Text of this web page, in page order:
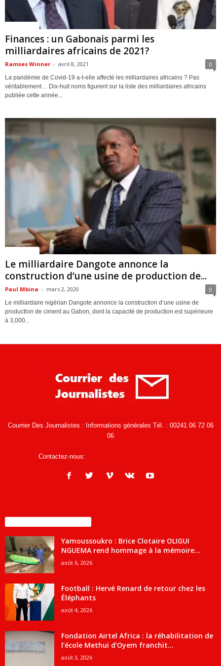
Finances : un Gabonais parmi les
milliardaires africains de 2021?
Ramses Winner - avril 8, 2021 0
La pandémie de Covid-19 a-t-elle affecté les milliardaires africains ? Pas
véritablement… Dix-huit noms figurent sur la liste des milliardaires africains
publiée cette année...
Le milliardaire Dangote annonce la
construction d’une usine de production de...
Paul Mbina - mars 2, 2020 0
Le milliardaire nigérian Dangote annonce la construction d’une usine de
production de ciment au Gabon, dont la capacité de production est supérieure
à 3,000...
Courrier Des Journalistes : Informations générales Tél. : 00241 06 72 06
06
Contactez-nous:
Yamoussoukro : Brice Clotaire OLIGUI
NGUEMA rend hommage à la mémoire...
août 6, 2026
Football : Hervé Renard de retour chez les
Éléphants
août 4, 2026
Fondation Airtel Africa : la réhabilitation de
l’école Methui d’Oyem franchit...
août 3, 2026